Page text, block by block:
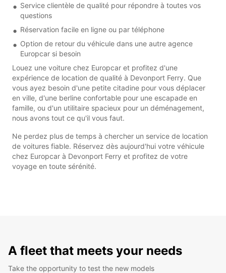
Service clientèle de qualité pour répondre à toutes vos
questions
Réservation facile en ligne ou par téléphone
Option de retour du véhicule dans une autre agence
Europcar si besoin
Louez une voiture chez Europcar et profitez d'une
expérience de location de qualité à Devonport Ferry. Que
vous ayez besoin d'une petite citadine pour vous déplacer
en ville, d'une berline confortable pour une escapade en
famille, ou d'un utilitaire spacieux pour un déménagement,
nous avons tout ce qu'il vous faut.
Ne perdez plus de temps à chercher un service de location
de voitures fiable. Réservez dès aujourd'hui votre véhicule
chez Europcar à Devonport Ferry et profitez de votre
voyage en toute sérénité.
A fleet that meets your needs
Take the opportunity to test the new models